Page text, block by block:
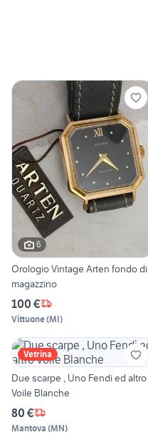
6
Orologio Vintage Arten fondo di
magazzino
100 €
Vittuone(MI)
Vetrina
Due scarpe , Uno Fendi ed altro
Voile Blanche
80 €
Mantova (MN)